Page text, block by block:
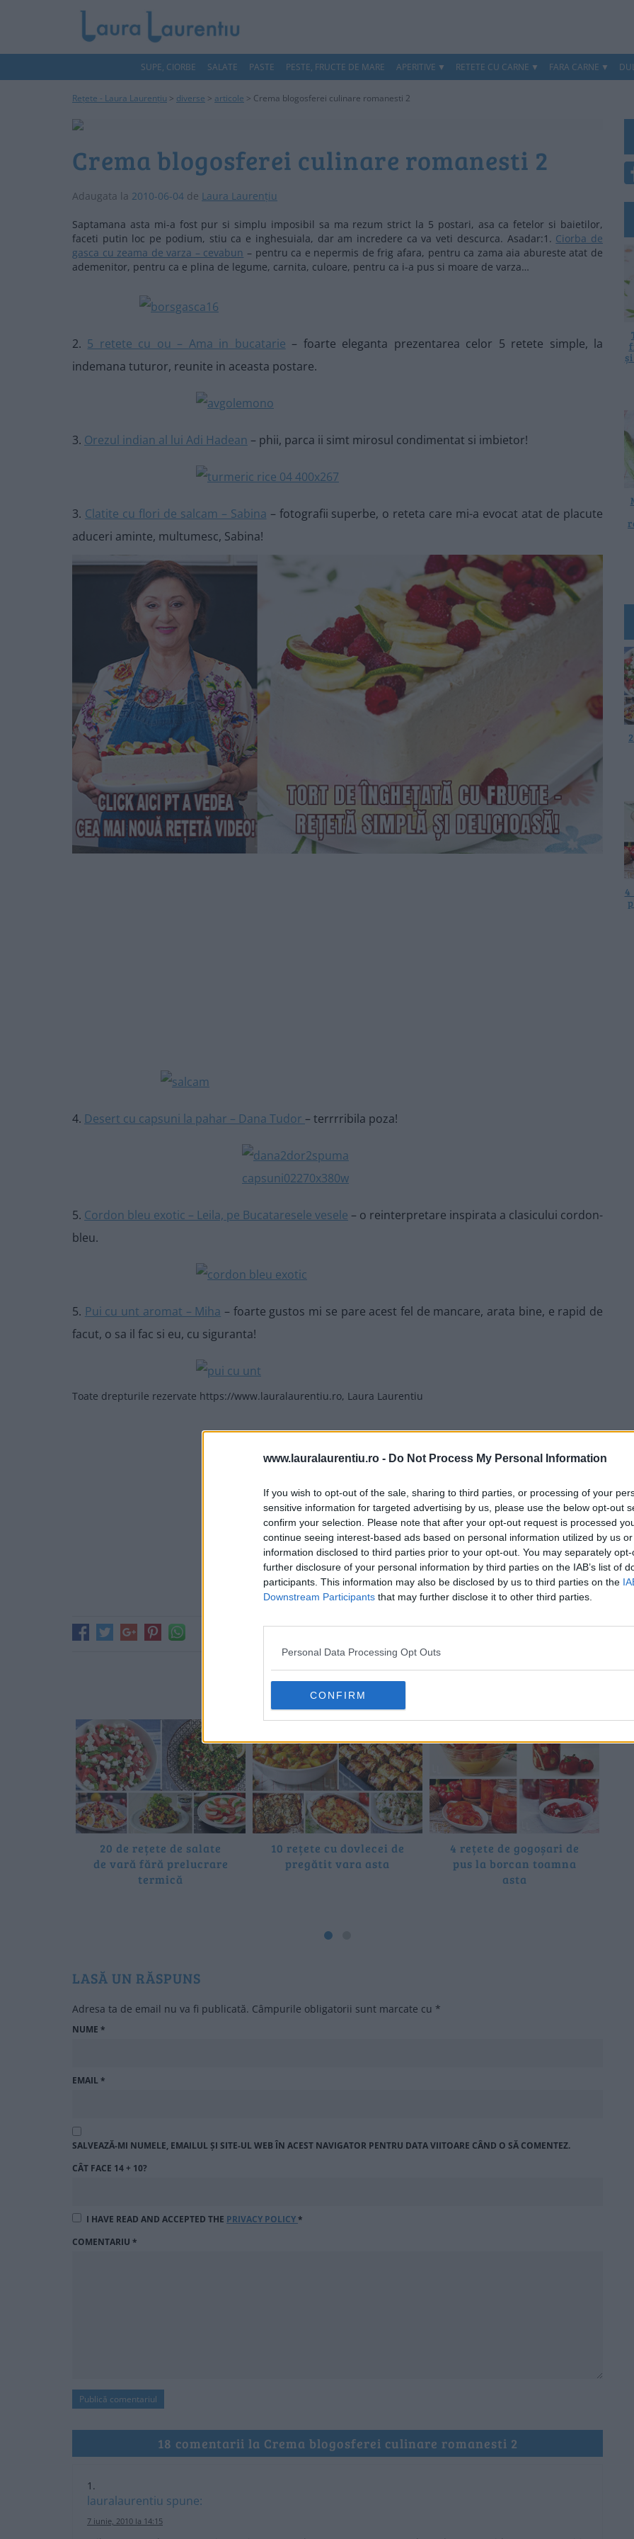
www.lauralaurentiu.ro - Do Not Process My Personal Information
If you wish to opt-out of the sale, sharing to third parties, or processing of your
sensitive information for targeted advertising by us, please use the below opt-out
confirm your selection. Please note that after your opt-out request is processed
continue seeing interest-based ads based on personal information utilized by us
information disclosed to third parties prior to your opt-out. You may separately
further disclosure of your personal information by third parties on the IAB’s list of
participants. This information may also be disclosed by us to third parties on the
Downstream Participants that may further disclose it to other third parties.
Personal Data Processing Opt Outs
CONFIRM
SUPE, CIORBE SALATE PASTE PESTE, FRUCTE DE MARE APERITIVE RETETE CU CARNE FARA CARNE
Rețete - Laura Laurențiu > diverse > articole > Crema blogosferei culinare romanesti 2
Crema blogosferei culinare romanesti 2
Adaugata la 2010-06-04 de Laura Laurențiu
Saptamana asta mi-a fost pur si simplu imposibil sa ma rezum strict la 5 postari, asa ca fetelor si baietilor,
faceti putin loc pe podium, stiu ca e inghesuiala, dar am incredere ca va veti descurca. Asadar:1. Ciorba de
gasca cu zeama de varza – cevabun – pentru ca e nepermis de frig afara, pentru ca zama aia abureste atat de
ademenitor, pentru ca e plina de legume, carnita, culoare, pentru ca i-a pus si moare de varza…
2. 5 retete cu ou – Ama in bucatarie – foarte eleganta prezentarea celor 5 retete simple, la
indemana tuturor, reunite in aceasta postare.
3. Orezul indian al lui Adi Hadean – phii, parca ii simt mirosul condimentat si imbietor!
3. Clatite cu flori de salcam – Sabina – fotografii superbe, o reteta care mi-a evocat atat de placute
aduceri aminte, multumesc, Sabina!
4. Desert cu capsuni la pahar – Dana Tudor – terrrribila poza!
5. Cordon bleu exotic – Leila, pe Bucataresele vesele – o reinterpretare inspirata a clasicului cordon-
bleu.
5. Pui cu unt aromat – Miha – foarte gustos mi se pare acest fel de mancare, arata bine, e rapid de
facut, o sa il fac si eu, cu siguranta!
Toate drepturile rezervate https://www.lauralaurentiu.ro, Laura Laurentiu
Poate îți place și:
20 de rețete de salate
de vară fără prelucrare
termică
10 rețete cu dovlecei de
pregătit vara asta
4 rețete de gogoșari de
pus la borcan toamna
asta
LASĂ UN RĂSPUNS
Adresa ta de email nu va fi publicată. Câmpurile obligatorii sunt marcate cu *
NUME *
EMAIL*
SALVEAZĂ-MI NUMELE, EMAILUL ȘI SITE-UL WEB ÎN ACEST NAVIGATOR PENTRU DATA VIITOARE CÂND O SĂ COMENTEZ.
CÂT FACE 14 + 10?
I HAVE READ AND ACCEPTED THE PRIVACY POLICY*
COMENTARIU *
18 comentarii la Crema blogosferei culinare romanesti 2
lauralaurentiu spune:
7 iunie, 2010 la 14:15
4